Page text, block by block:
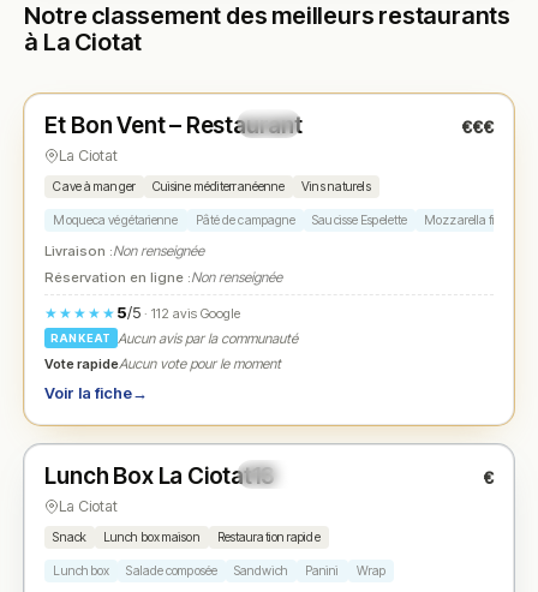
Notre classement des meilleurs restaurants
à La Ciotat
★ N° 1
Et Bon Vent – Restaurant €€€
La Ciotat
Cave à manger Cuisine méditerranéenne Vins naturels
Moqueca végétarienne Pâté de campagne Saucisse Espelette Mozzarella figues
Livraison :Non renseignée
Réservation en ligne :Non renseignée
★★★★★ 5/5· 112 avis Google
RANKEAT
Aucun avis par la communauté
Vote rapideAucun vote pour le moment
Voir la fiche→
★ N° 2
Lunch Box La Ciotat13 €
La Ciotat
Snack Lunch box maison Restauration rapide
Lunch box Salade composée Sandwich Panini Wrap